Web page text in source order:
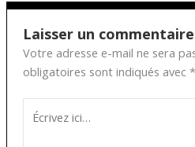
Laisser un commentaire
Votre adresse e-mail ne sera
obligatoires sont indiqués avec *
Écrivez
ici…